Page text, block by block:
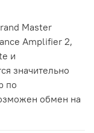
Master
Amplifier 2,
и
значительно
по
обмен на